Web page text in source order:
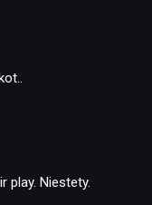
play. Niestety.